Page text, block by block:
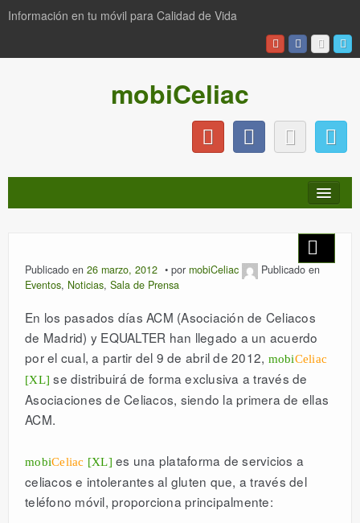
Información en tu móvil para Calidad de Vida
mobiCeliac
PRODUCTOS
ESPAÑOL
Publicado en 26 marzo, 2012 por mobiCeliac
Publicado en
Eventos, Noticias, Sala de Prensa
En los pasados días ACM (Asociación de Celiacos
de Madrid) y EQUALTER han llegado a un acuerdo
por el cual, a partir del 9 de abril de 2012, mobiCeliac
[XL] se distribuirá de forma exclusiva a través de
Asociaciones de Celiacos, siendo la primera de ellas
ACM.
mobiCeliac [XL] es una plataforma de servicios a
celiacos e intolerantes al gluten que, a través del
teléfono móvil, proporciona principalmente: